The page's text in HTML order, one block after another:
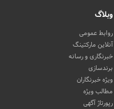
وبلاگ
روابط عمومی
آنلاین مارکتینگ
خبرنگاری و رسانه
برندسازی
ویژه خبرنگاران
مطالب ویژه
رپورتاژ آگهی